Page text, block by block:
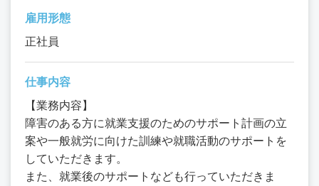
雇用形態
正社員
仕事内容
【業務内容】
障害のある方に就業支援のためのサポート計画の立
案や一般就労に向けた訓練や就職活動のサポートを
していただきます。
また、就業後のサポートなども行っていただきま